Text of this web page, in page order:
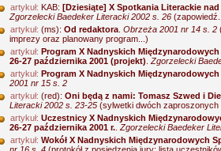
artykuł: KAB: [Dziesiąte] X Spotkania Literackie
Zgorzelecki Baedeker Literacki 2002 s. 26
artykuł: (ms): Od redaktora Obrzeża 2001 nr 14 s. 2
imprezy oraz planowany program...)
artykuł: Program X Nadnyskich
26-27 października 2001 (projekt) Zgorzelecki
artykuł: Program X Nadnyskich
2001 nr 15 s. 2
artykuł: (red): Oni będą z nami: Tomasz Szwed i
Literacki 2002 s. 23-25 (sylwetki dwóch zaproszonych
artykuł: Uczestnicy X Nadnyskich
26-27 października 2001 r. Zgorzelecki Baedeker
artykuł: Wokół X Nadnyskich Międzynarodowych